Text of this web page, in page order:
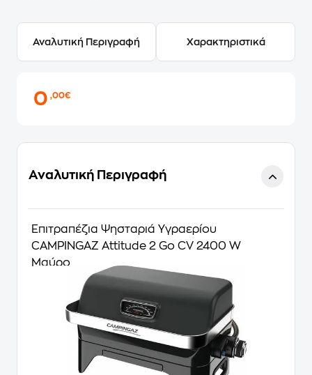
Αναλυτική Περιγραφή Χαρακτηριστικά
0,00€
Αναλυτική Περιγραφή
Επιτραπέζια Ψησταριά Υγραερίου
CAMPINGAZ Attitude 2 Go CV 2400 W
Μαύρο